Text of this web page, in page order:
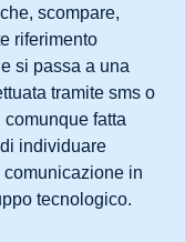
scompare,
riferimento
si passa a una
tramite sms o
fatta
individuare
in
tecnologico.